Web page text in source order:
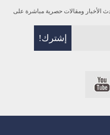
الأخبار ومقالات حصرية مباشرة على